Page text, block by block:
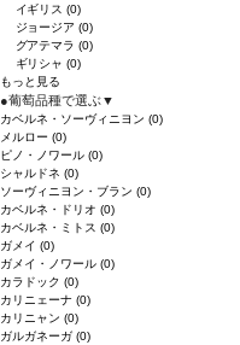
イギリス(0)
ジョージア(0)
グアテマラ(0)
ギリシャ(0)
もっと見る
●葡萄品種で選ぶ▼
カベルネ・ソーヴィニヨン (0)
メルロー (0)
ピノ・ノワール (0)
シャルドネ (0)
ソーヴィニヨン・ブラン (0)
カベルネ・ドリオ (0)
カベルネ・ミトス (0)
ガメイ (0)
ガメイ・ノワール (0)
カラドック (0)
カリニェーナ (0)
カリニャン (0)
ガルガネーガ (0)